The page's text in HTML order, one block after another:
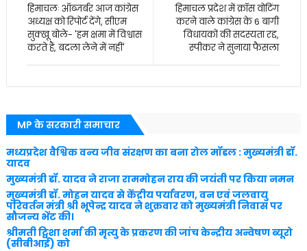
हिमाचल प्रदेश में क्रॉस वोटिंग
करने वाले कांग्रेस के 6 बागी
विधायकों की सदस्यता रद्द,
स्पीकर ने सुनाया फैसला
हिमाचलः ऑब्जर्बर आज कांग्रेस
अध्यक्ष को रिपोर्ट देंगे, सीएम
सुक्खू बोले- 'हम क्षमा में विश्वास
करते हैं, बदला लेने में नहीं'
MP के सरकारी समाचार
मध्यप्रदेश वैश्विक वन्य जीव संरक्षण का बना रोल मॉडल : मुख्यमंत्री डॉ.
यादव
मुख्यमंत्री डॉ. यादव ने राजा राममोहन राय की जयंती पर किया नमन
मुख्यमंत्री डॉ. मोहन यादव से केंद्रीय पर्यावरण, वन एवं जलवायु
परिवर्तन मंत्री श्री भूपेन्द्र यादव ने शुक्रवार को मुख्यमंत्री निवास पर
सौजन्य भेंट की।
श्रीमती ट्विशा शर्मा की मृत्यु के प्रकरण की जांच केन्द्रीय अन्वेषण ब्यूरो
(सीबीआई) को